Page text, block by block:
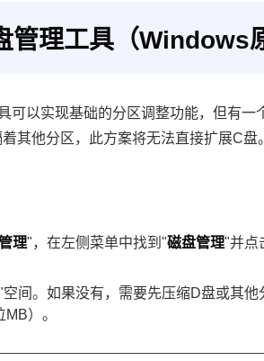
管理工具（Windows
可以实现基础的分区调整功能，但有一
其他分区，此方案将无法直接扩展C盘。
理"，在左侧菜单中找到"磁盘管理"并点
空间。如果没有，需要先压缩D盘或其
）。